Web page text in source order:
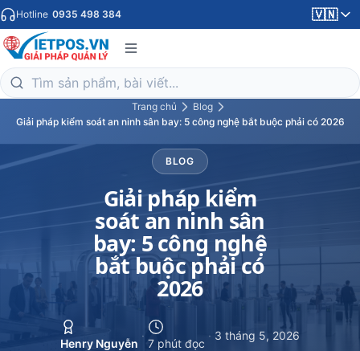
Hotline 0935 498 384 🇻🇳
Trang chủ
Blog
Giải pháp kiểm soát an ninh sân bay: 5 công nghệ bắt buộc phải có 2026
BLOG
Giải pháp kiểm
soát an ninh sân
bay: 5 công nghệ
bắt buộc phải có
2026
Henry Nguyễn
·
7 phút đọc
· 3 tháng 5, 2026